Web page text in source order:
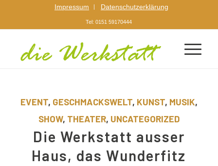
Impressum Datenschutzerklärung
Tel: 0151 59170444
EVENT, GESCHMACKSWELT, KUNST, MUSIK,
SHOW, THEATER, UNCATEGORIZED
Die Werkstatt ausser
Haus, das Wunderfitz